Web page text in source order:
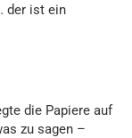
der ist ein
die Papiere auf
zu sagen –